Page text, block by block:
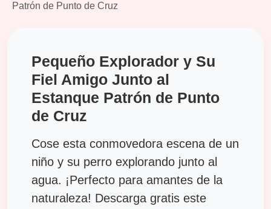
Patrón de Punto de Cruz
Pequeño Explorador y Su
Fiel Amigo Junto al
Estanque Patrón de Punto
de Cruz
Cose esta conmovedora escena de un
niño y su perro explorando junto al
agua. ¡Perfecto para amantes de la
naturaleza! Descarga gratis este